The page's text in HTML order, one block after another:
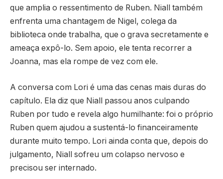
que amplia o ressentimento de Ruben. Niall também
enfrenta uma chantagem de Nigel, colega da
biblioteca onde trabalha, que o grava secretamente e
ameaça expô-lo. Sem apoio, ele tenta recorrer a
Joanna, mas ela rompe de vez com ele.
A conversa com Lori é uma das cenas mais duras do
capítulo. Ela diz que Niall passou anos culpando
Ruben por tudo e revela algo humilhante: foi o próprio
Ruben quem ajudou a sustentá-lo financeiramente
durante muito tempo. Lori ainda conta que, depois do
julgamento, Niall sofreu um colapso nervoso e
precisou ser internado.